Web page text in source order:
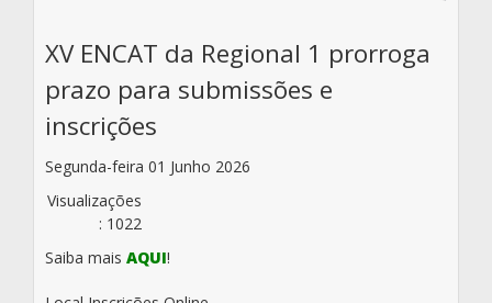
XV ENCAT da Regional 1 prorroga
prazo para submissões e
inscrições
Segunda-feira 01 Junho 2026
Visualizações
: 1022
Saiba mais AQUI!